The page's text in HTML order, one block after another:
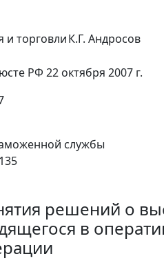
и торговлиК.Г. Андросов
РФ 22 октября 2007 г.
службы
решений о
в